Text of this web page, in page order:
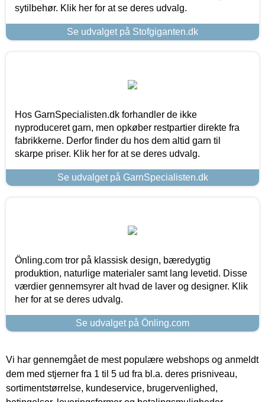
sytilbehør. Klik her for at se deres udvalg.
Se udvalget på Stofgiganten.dk
Hos GarnSpecialisten.dk forhandler de ikke
nyproduceret garn, men opkøber restpartier direkte fra
fabrikkerne. Derfor finder du hos dem altid garn til
skarpe priser. Klik her for at se deres udvalg.
Se udvalget på GarnSpecialisten.dk
Önling.com tror på klassisk design, bæredygtig
produktion, naturlige materialer samt lang levetid. Disse
værdier gennemsyrer alt hvad de laver og designer. Klik
her for at se deres udvalg.
Se udvalget på Önling.com
Vi har gennemgået de mest populære webshops og anmeldt
dem med stjerner fra 1 til 5 ud fra bl.a. deres prisniveau,
sortimentstørrelse, kundeservice, brugervenlighed,